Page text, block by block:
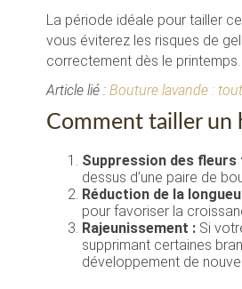
La période idéale pour tailler
vous éviterez les risques de
correctement dès le printemps.
Article lié : Bouture lavande :
Comment tailler un
Suppression des fleurs
dessus d’une paire de
Réduction de la
pour favoriser la
Rajeunissement : Si
supprimant certaines
développement de